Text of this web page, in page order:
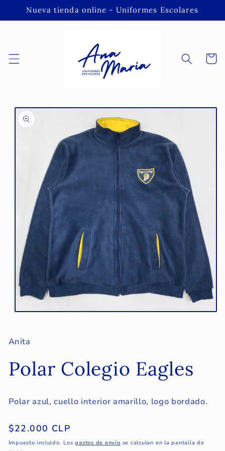
directamente
al contenido
Nueva tienda online - Uniformes Escolares
Carrito
directamente
a la
información
en
ventana
modal
Anita
Polar Colegio Eagles
Polar azul, cuello interior amarillo, logo bordado.
Precio
habitual
$22.000 CLP
Impuesto incluido. Losgastos de envío se calculan en la pantalla de